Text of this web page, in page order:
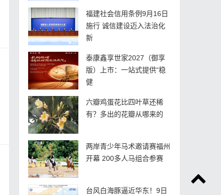
福建社会信用条例9月16日
施行 诚信建设迈入法治化
新
泰康鑫享世家2027（御享
版）上市：一站式提供“稳
健
六瓣鸡蛋花比四叶草还稀
有？多出的花瓣从哪来的
两岸青少年马术邀请赛福州
开幕 200多人马组合参赛
台风白海豚逼近华东！9日